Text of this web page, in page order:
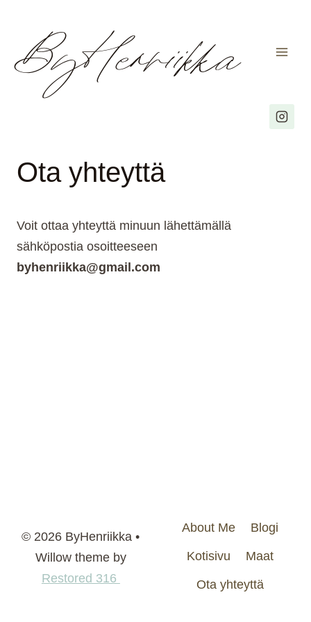
ByHenriikka
Ota yhteyttä
Voit ottaa yhteyttä minuun lähettämällä
sähköpostia osoitteeseen
byhenriikka@gmail.com
© 2026 ByHenriikka •
Willow theme by
Restored 316
About Me Blogi
Kotisivu Maat
Ota yhteyttä